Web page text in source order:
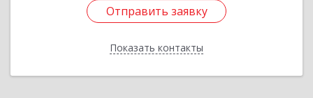
Отправить заявку
Показать контакты
Отправить заявку
Назад